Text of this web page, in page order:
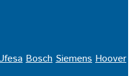
Bosch Siemens Hoover